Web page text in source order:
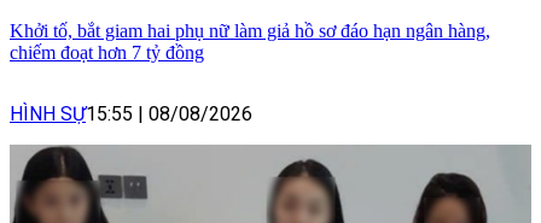
Khởi tố, bắt giam hai phụ nữ làm giả hồ sơ đáo hạn ngân hàng,
chiếm đoạt hơn 7 tỷ đồng
HÌNH SỰ15:55 | 08/08/2026